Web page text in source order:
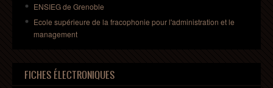
ENSIEG de Grenoble
Ecole supérieure de la fracophonie pour l'administration et le
management
FICHES ÉLECTRONIQUES